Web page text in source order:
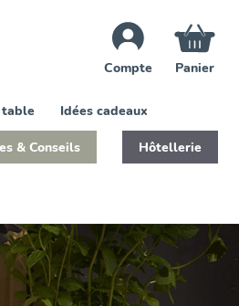
Compte Panier
Idées cadeaux
& Conseils Hôtellerie